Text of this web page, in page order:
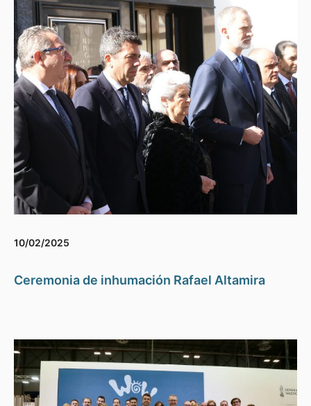
10/02/2025
Ceremonia de inhumación Rafael Altamira